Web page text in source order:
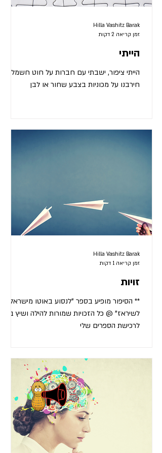
הייתי
הייתי ציפור, ישבתי עם חברות על חוט חשמל,
חירבנו על מכוניות בצבע שחור או לבן
Hilla Vashitz Barak
זמן קריאה 2 דקות
זויות
** הסיפור מופיע בספר "לנסוע באוטו מישראל
לשיראז" @ כל הזכויות שמורות להילה ושיץ ברק
לרכישת הספרים שלי
Hilla Vashitz Barak
זמן קריאה 1 דקות